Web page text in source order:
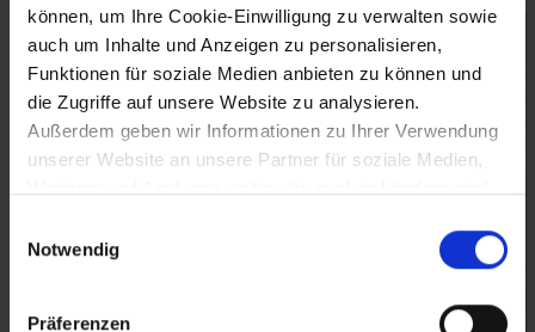
können, um Ihre Cookie-Einwilligung zu verwalten sowie
auch um Inhalte und Anzeigen zu personalisieren,
Funktionen für soziale Medien anbieten zu können und
die Zugriffe auf unsere Website zu analysieren.
Außerdem geben wir Informationen zu Ihrer Verwendung
unserer Website an unsere Partner für soziale Medien,
gegeben ist, und in denen Sie Ihre Rechte uU nicht
effektiv durchsetzen können. Unsere Partner führen
diese Informationen möglicherweise mit weiteren Daten
Notwendig
Präferenzen